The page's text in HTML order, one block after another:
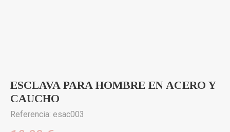
ESCLAVA PARA HOMBRE EN ACERO Y
CAUCHO
Referencia: esac003